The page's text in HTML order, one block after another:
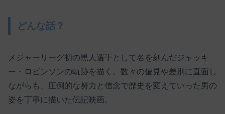
どんな話？
メジャーリーグ初の黒人選手として名を刻んだジャッキ
ー・ロビンソンの軌跡を描く。数々の偏見や差別に直面し
ながらも、圧倒的な努力と信念で歴史を変えていった男の
姿を丁寧に描いた伝記映画。